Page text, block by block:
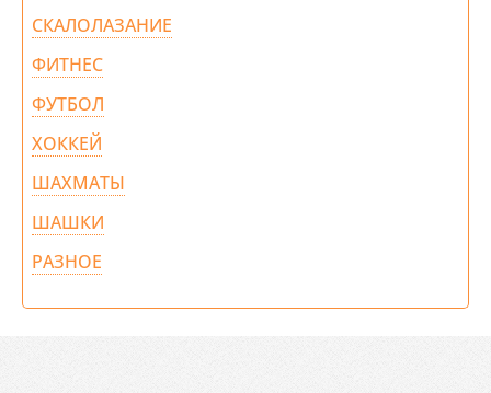
СКАЛОЛАЗАНИЕ
ФИТНЕС
ФУТБОЛ
ХОККЕЙ
ШАХМАТЫ
ШАШКИ
РАЗНОЕ